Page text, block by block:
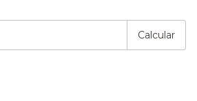
Calcular